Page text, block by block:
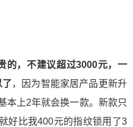
的，不建议超过3000元，一
了，因为智能家居产品更新升
本上2年就会换一款。新款只
好比我400元的指纹锁用了3